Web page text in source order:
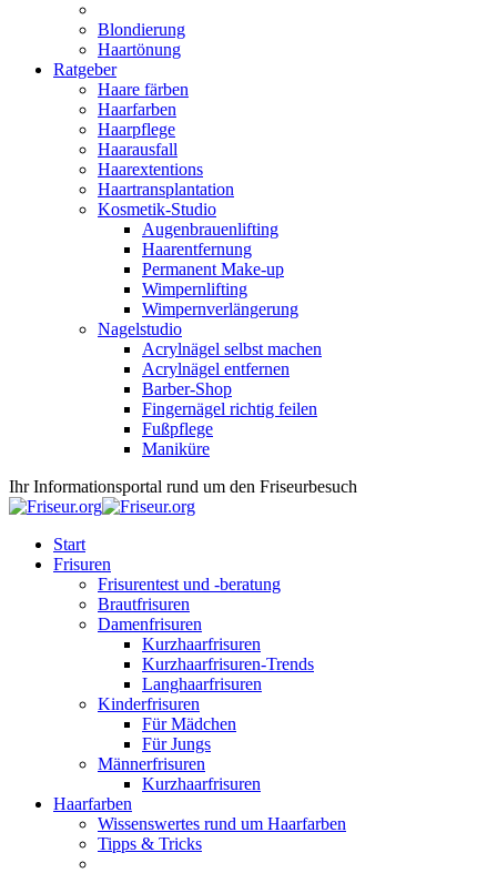
Blondierung
Haartönung
Ratgeber
Haare färben
Haarfarben
Haarpflege
Haarausfall
Haarextentions
Haartransplantation
Kosmetik-Studio
Augenbrauenlifting
Haarentfernung
Permanent Make-up
Wimpernlifting
Wimpernverlängerung
Nagelstudio
Acrylnägel selbst machen
Acrylnägel entfernen
Barber-Shop
Fingernägel richtig feilen
Fußpflege
Maniküre
Ihr Informationsportal rund um den Friseurbesuch
Start
Frisuren
Frisurentest und -beratung
Brautfrisuren
Damenfrisuren
Kurzhaarfrisuren
Kurzhaarfrisuren-Trends
Langhaarfrisuren
Kinderfrisuren
Für Mädchen
Für Jungs
Männerfrisuren
Kurzhaarfrisuren
Haarfarben
Wissenswertes rund um Haarfarben
Tipps & Tricks